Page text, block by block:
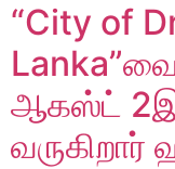
“City of
ஆகஸ்ட்